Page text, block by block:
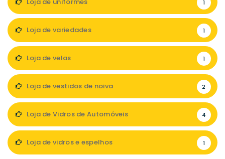
1
Loja de variedades 1
Loja de velas 1
Loja de vestidos de noiva 2
Loja de Vidros de Automóveis 4
Loja de vidros e espelhos 1